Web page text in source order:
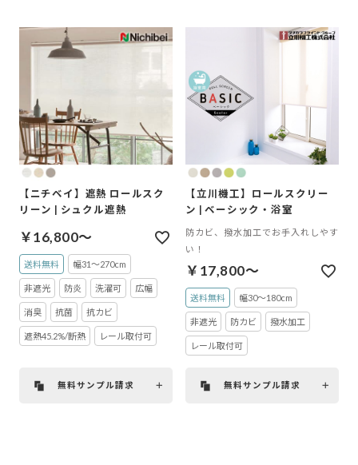
【ニチベイ】遮熱 ロールスク
リーン | シュクル遮熱
￥16,800～
送料無料 幅31～270cm
非遮光 防炎 洗濯可 広幅
消臭 抗菌 抗カビ
遮熱45.2%/断熱 レール取付可
無料サンプル請求
【立川機工】ロールスクリー
ン | ベーシック・浴室
防カビ、撥水加工でお手入れしやす
い！
￥17,800～
送料無料 幅30～180cm
非遮光 防カビ 撥水加工
レール取付可
無料サンプル請求